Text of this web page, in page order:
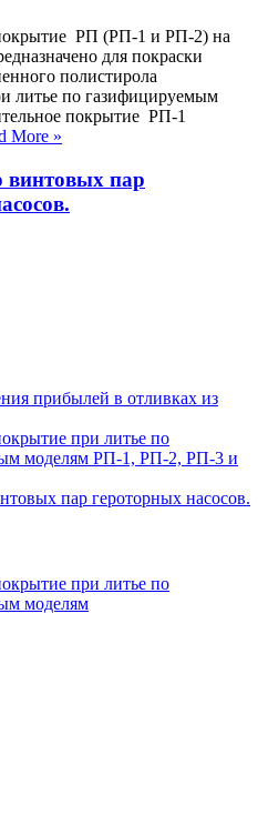
РП (РП-1 и РП-2) на
для покраски
полистирола
литье по газифицируемым
покрытие РП-1
More »
винтовых пар
прибылей в отливках из
при литье по
моделям РП-1, РП-2, РП-3 и
пар героторных насосов.
при литье по
моделям